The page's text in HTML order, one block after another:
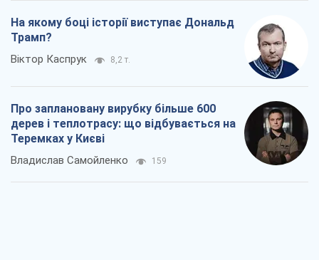
На якому боці історії виступає Дональд
Трамп?
Віктор Каспрук 8,2 т.
Про заплановану вирубку більше 600
дерев і теплотрасу: що відбувається на
Теремках у Києві
Владислав Самойленко 159